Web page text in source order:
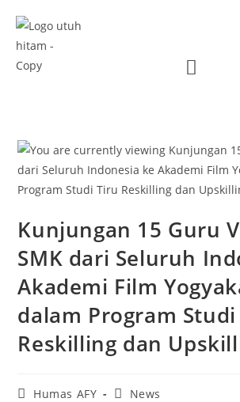
Kunjungan 15 Guru
SMK dari Seluruh
Akademi Film
dalam Program
Reskilling dan
Humas AFY News